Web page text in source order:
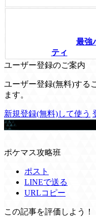
最強
ティ
ユーザー登録のご案内
ユーザー登録(無料)する
ます。
新規登録(無料)して使う
この記事を書いた人
ポケマス攻略班
ポスト
LINEで送る
URLコピー
この記事を評価しよう！